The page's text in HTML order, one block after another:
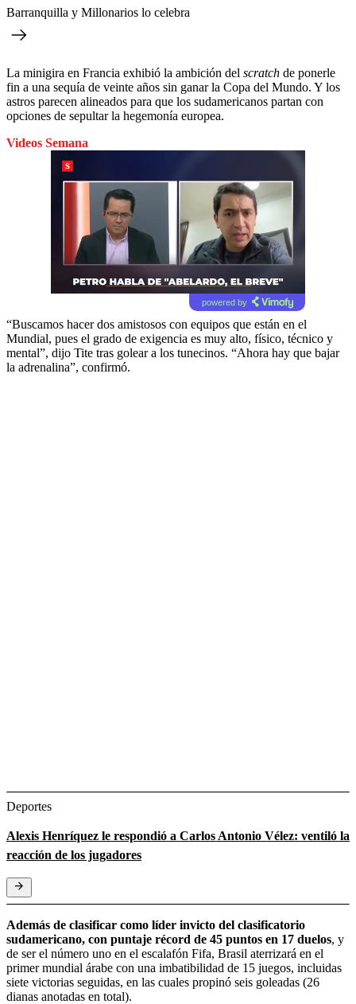
Barranquilla y Millonarios lo celebra
La minigira en Francia exhibió la ambición del scratch de ponerle
fin a una sequía de veinte años sin ganar la Copa del Mundo. Y los
astros parecen alineados para que los sudamericanos partan con
opciones de sepultar la hegemonía europea.
Videos Semana
powered by
“Buscamos hacer dos amistosos con equipos que están en el
Mundial, pues el grado de exigencia es muy alto, físico, técnico y
mental”, dijo Tite tras golear a los tunecinos. “Ahora hay que bajar
la adrenalina”, confirmó.
Deportes
Alexis Henríquez le respondió a Carlos Antonio Vélez: ventiló la
reacción de los jugadores
Además de clasificar como líder invicto del clasificatorio
sudamericano, con puntaje récord de 45 puntos en 17 duelos, y
de ser el número uno en el escalafón Fifa, Brasil aterrizará en el
primer mundial árabe con una imbatibilidad de 15 juegos, incluidas
siete victorias seguidas, en las cuales propinó seis goleadas (26
dianas anotadas en total).